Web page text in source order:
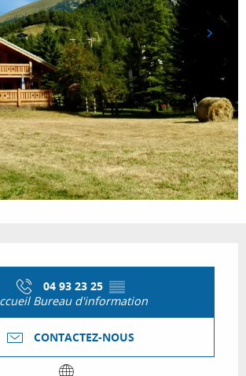
04 93 23 25 ▒▒
Bureau d'information
CONTACTEZ-NOUS